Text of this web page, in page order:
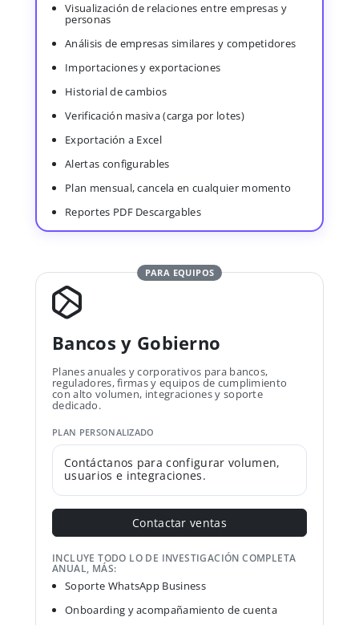
Visualización de relaciones entre empresas y
personas
Análisis de empresas similares y competidores
Importaciones y exportaciones
Historial de cambios
Verificación masiva (carga por lotes)
Exportación a Excel
Alertas configurables
Plan mensual, cancela en cualquier momento
Reportes PDF Descargables
PARA EQUIPOS
Bancos y Gobierno
Planes anuales y corporativos para bancos,
reguladores, firmas y equipos de cumplimiento
con alto volumen, integraciones y soporte
dedicado.
PLAN PERSONALIZADO
Contáctanos para configurar volumen,
usuarios e integraciones.
Contactar ventas
INCLUYE TODO LO DE INVESTIGACIÓN COMPLETA
ANUAL, MÁS:
Soporte WhatsApp Business
Onboarding y acompañamiento de cuenta